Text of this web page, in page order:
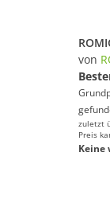
von
zuletzt
Preis
Keine